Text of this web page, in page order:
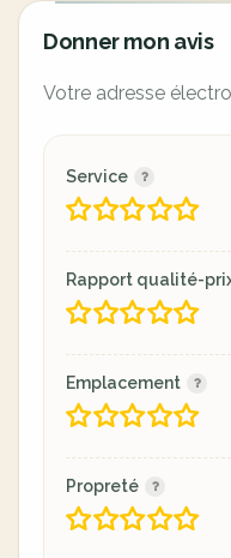
Donner mon avis
Votre adresse
Service
Rapport qualité-
Emplacement
Propreté